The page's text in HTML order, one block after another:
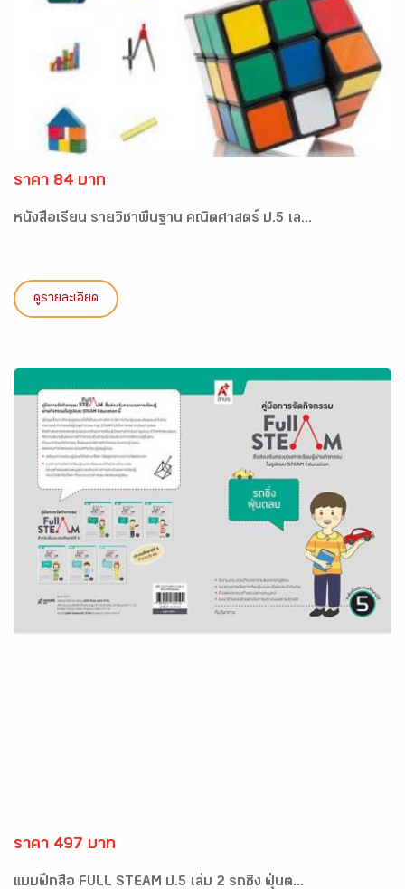
ราคา 84 บาท
หนังสือเรียน รายวิชาพื้นฐาน คณิตศาสตร์ ป.5 เล...
ดูรายละเอียด
ราคา 497 บาท
แบบฝึกสื่อ FULL STEAM ป.5 เล่ม 2 รถซิ่ง ฝุ่นต...